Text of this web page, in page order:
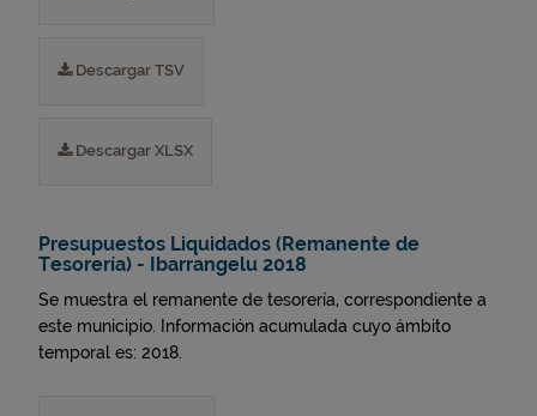
Descargar TSV
Descargar XLSX
Presupuestos Liquidados (Remanente de
Tesorería) - Ibarrangelu 2018
Se muestra el remanente de tesorería, correspondiente a
este municipio. Información acumulada cuyo ámbito
temporal es: 2018.